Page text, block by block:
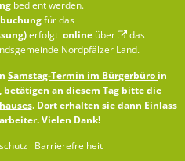
bedient werden.
für das
erfolgt online über
das
Nordpfälzer Land.
Samstag-Termin im Bürgerbüro in
betätigen an diesem Tag bitte die
. Dort erhalten sie dann Einlass
Vielen Dank!
Barrierefreiheit